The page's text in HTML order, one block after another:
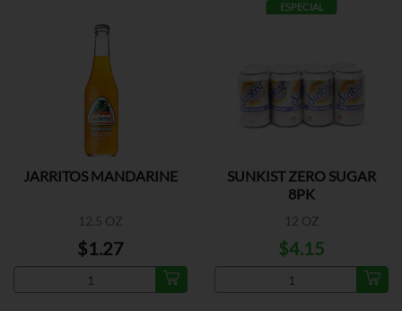
JARRITOS MANDARINE
12.5 OZ
$1.27
ESPECIAL
SUNKIST ZERO SUGAR
8PK
12 OZ
$4.15